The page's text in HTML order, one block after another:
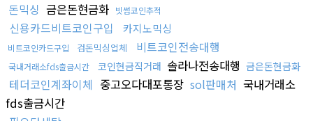
돈믹싱 금은돈현금화 빗썸코인추적
신용카드비트코인구입 카지노믹싱
비트코인카드구입 검돈믹싱업체 비트코인전송대행
국내거래소fds출금시간 코인현금직거래 솔라나전송대행 금은돈현금화
테더코인계좌이체 중고오다대포통장 sol판매처 국내거래소
fds출금시간